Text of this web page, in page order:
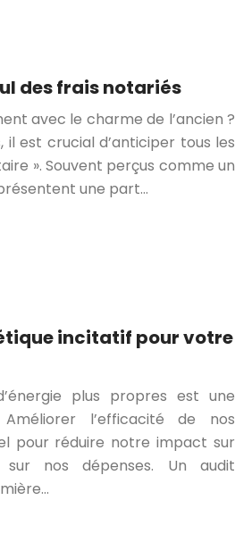
des frais notariés
avec le charme de l’ancien ?
est crucial d’anticiper tous les
». Souvent perçus comme un
une part…
incitatif pour votre
plus propres est une
l’efficacité de nos
pour réduire notre impact sur
sur nos dépenses. Un audit